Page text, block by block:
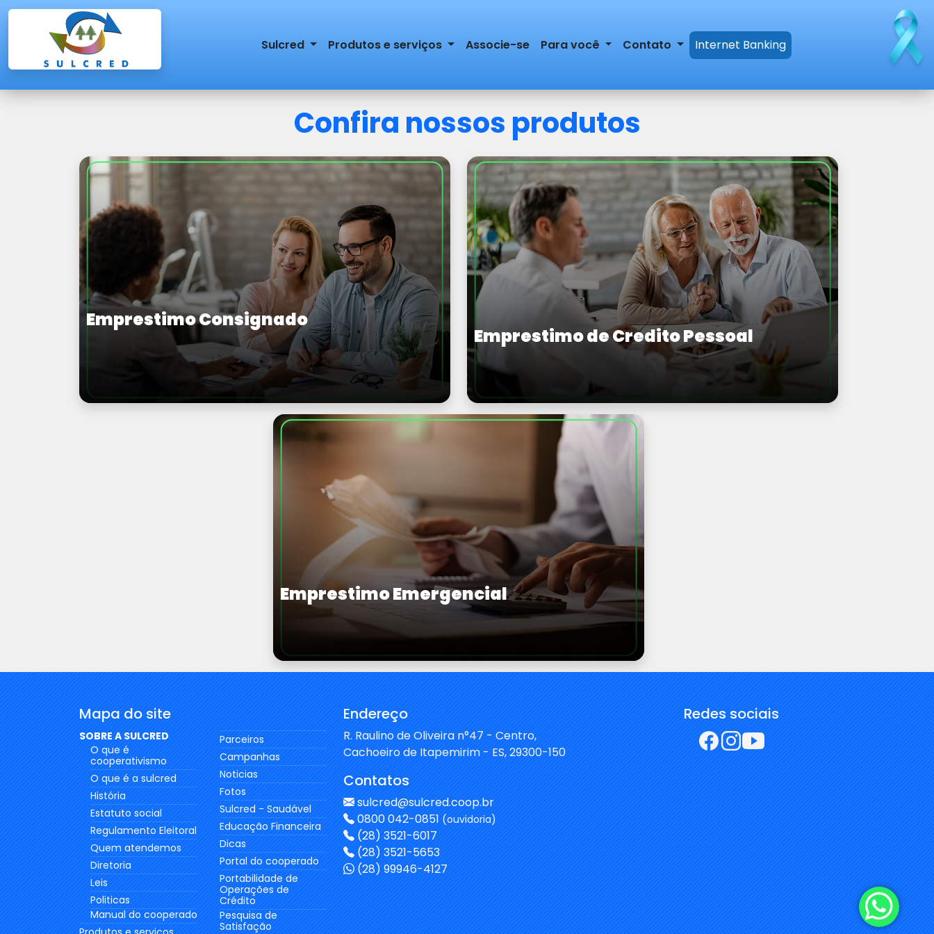
Sulcred Produtos e serviços Associe-se Para você Contato Internet Banking
Confira nossos produtos
Emprestimo Consignado
Emprestimo de Credito Pessoal
Emprestimo Emergencial
Mapa do site
SOBRE A SULCRED
O que é
cooperativismo
O que é a sulcred
História
Estatuto social
Regulamento Eleitoral
Quem atendemos
Diretoria
Leis
Politicas
Manual do cooperado
Parceiros
Campanhas
Noticias
Fotos
Sulcred - Saudável
Educação Financeira
Dicas
Portal do cooperado
Portabilidade de
Operações de
Crédito
Pesquisa de
Satisfação
Endereço
R. Raulino de Oliveira n°47 - Centro,
Cachoeiro de Itapemirim - ES, 29300-150
Contatos
sulcred@sulcred.coop.br
0800 042-0851 (ouvidoria)
(28) 3521-6017
(28) 3521-5653
(28) 99946-4127
Redes sociais